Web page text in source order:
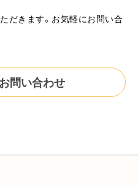
だきます。お気軽にお問い合
問い合わせ